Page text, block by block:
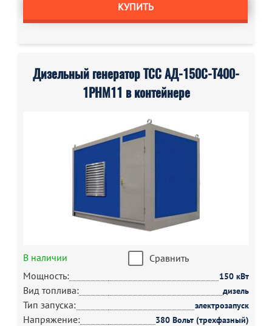
КУПИТЬ
Дизельный генератор ТСС АД-150С-Т400-
1РНМ11 в контейнере
В наличии
Сравнить
Мощность:
150 кВт
Вид топлива: дизель
Тип запуска: электрозапуск
Напряжение: 380 Вольт (трехфазный)